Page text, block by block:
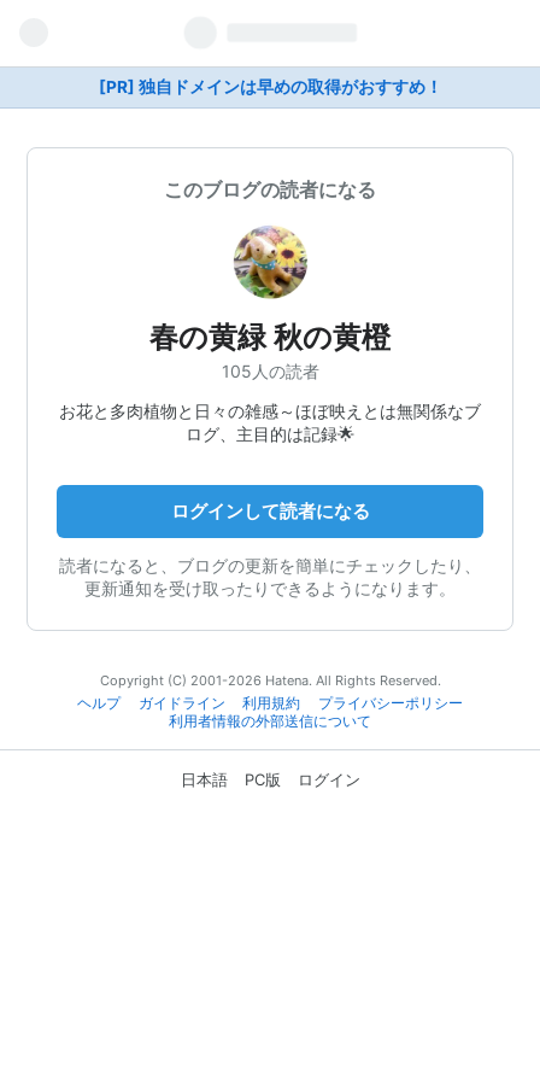
[PR] 独自ドメインは早めの取得がおすすめ！
このブログの読者になる
春の黄緑 秋の黄橙
105人の読者
お花と多肉植物と日々の雑感～ほぼ映えとは無関係なブ
ログ、主目的は記録🌟
ログインして読者になる
読者になると、ブログの更新を簡単にチェックしたり、
更新通知を受け取ったりできるようになります。
Copyright (C) 2001-2026 Hatena. All Rights Reserved.
ヘルプ
ガイドライン 利用規約
プライバシーポリシー
利用者情報の外部送信について
日本語 PC版 ログイン